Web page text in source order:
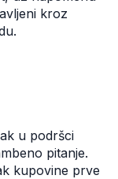
kroz
u podršci
pitanje.
kupovine prve